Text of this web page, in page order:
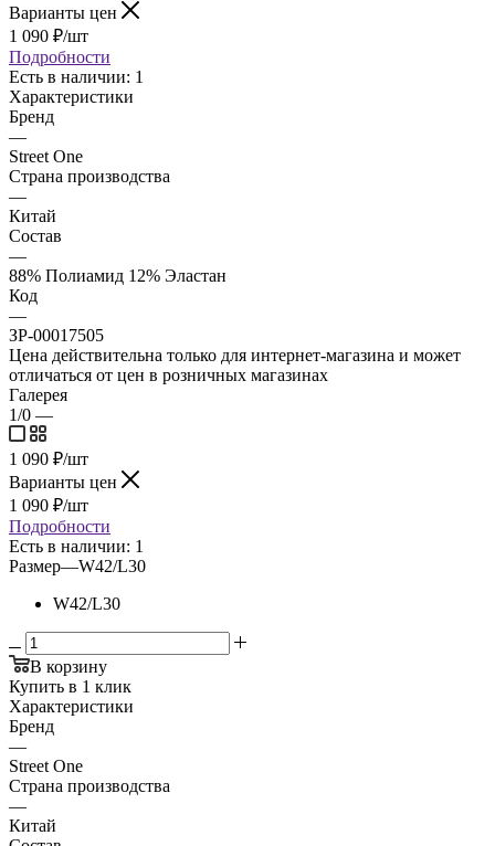
Варианты цен
1 090 ₽/шт
Подробности
Есть в наличии: 1
Характеристики
Бренд
—
Street One
Страна производства
—
Китай
Состав
—
88% Полиамид 12% Эластан
Код
—
ЗР-00017505
Цена действительна только для интернет-магазина и может
отличаться от цен в розничных магазинах
Галерея
1/0 —
1 090 ₽/шт
Варианты цен
1 090 ₽/шт
Подробности
Есть в наличии: 1
Размер—W42/L30
W42/L30
В корзину
Купить в 1 клик
Характеристики
Бренд
—
Street One
Страна производства
—
Китай